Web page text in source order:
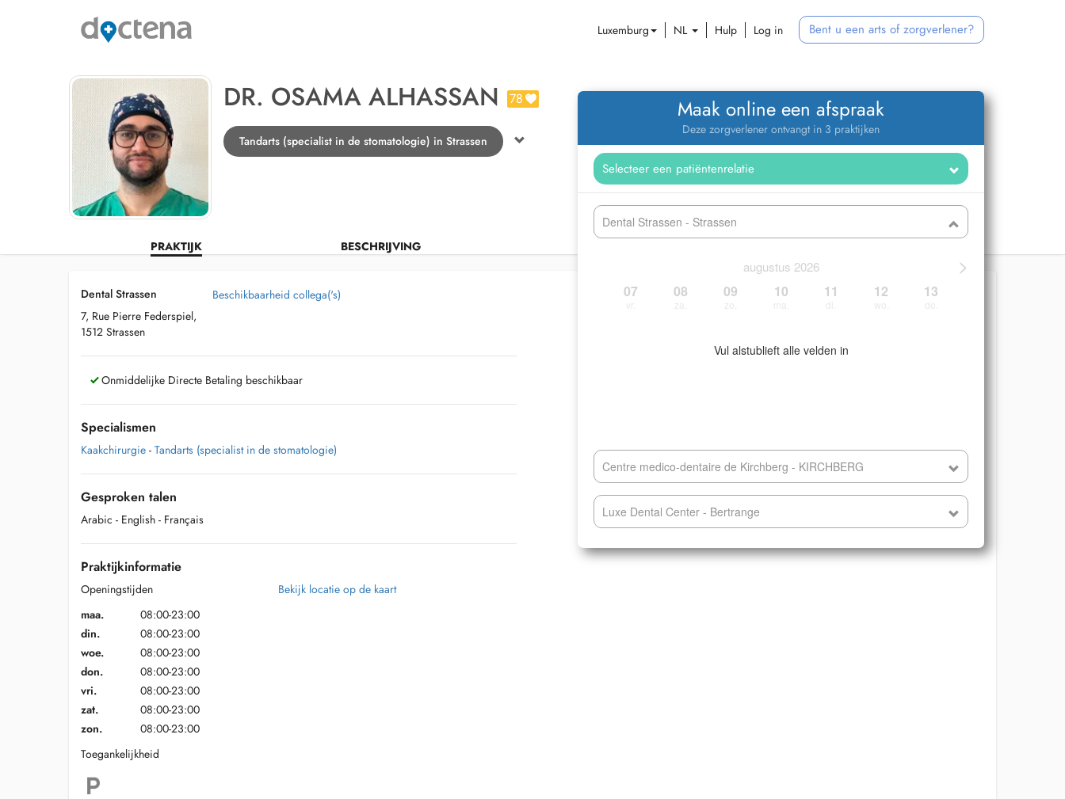
Luxemburg NL Hulp Log in Bent u een arts of zorgverlener?
DR. OSAMA ALHASSAN 78
Tandarts (specialist in de stomatologie) in Strassen
PRAKTIJK BESCHRIJVING
Maak online een afspraak
Deze zorgverlener ontvangt in 3 praktijken
Dental Strassen - Strassen
>
augustus 2026
07 08 09 10 11 12 13
Vul alstublieft alle velden in
Centre medico-dentaire de Kirchberg - KIRCHBERG
Luxe Dental Center - Bertrange
Dental Strassen
7, Rue Pierre Federspiel,
1512 Strassen
Beschikbaarheid collega('s)
Onmiddelijke Directe Betaling beschikbaar
Specialismen
Kaakchirurgie - Tandarts (specialist in de stomatologie)
Gesproken talen
Arabic - English - Français
Praktijkinformatie
Openingstijden
maa.
08:00-23:00
din.
08:00-23:00
woe.
08:00-23:00
don.
08:00-23:00
vri.
08:00-23:00
zat.
08:00-23:00
zon.
08:00-23:00
Toegankelijkheid
Bekijk locatie op de kaart